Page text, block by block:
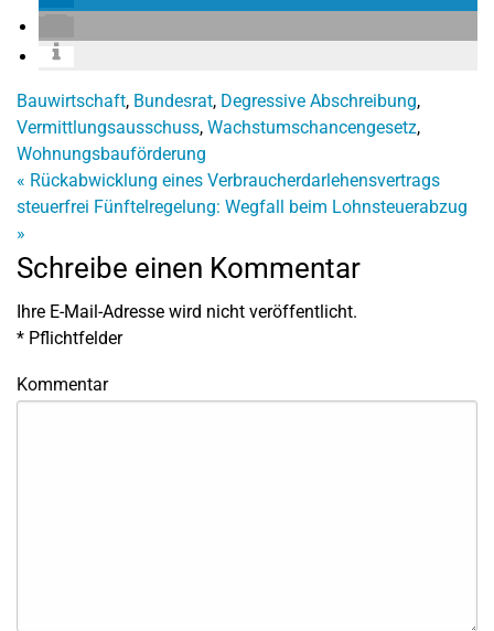
Bauwirtschaft, Bundesrat, Degressive Abschreibung,
Vermittlungsausschuss, Wachstumschancengesetz,
Wohnungsbauförderung
« Rückabwicklung eines Verbraucherdarlehensvertrags
steuerfrei Fünftelregelung: Wegfall beim Lohnsteuerabzug
»
Schreibe einen Kommentar
Ihre E-Mail-Adresse wird nicht veröffentlicht.
* Pflichtfelder
Kommentar